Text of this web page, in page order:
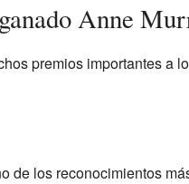
Anne
premios importantes a
de los reconocimientos